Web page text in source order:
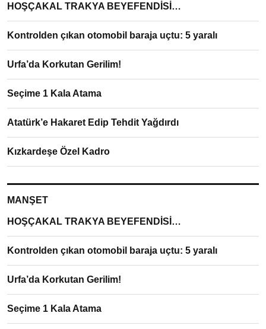
HOŞÇAKAL TRAKYA BEYEFENDİSİ…
Kontrolden çıkan otomobil baraja uçtu: 5 yaralı
Urfa’da Korkutan Gerilim!
Seçime 1 Kala Atama
Atatürk’e Hakaret Edip Tehdit Yağdırdı
Kızkardeşe Özel Kadro
MANŞET
HOŞÇAKAL TRAKYA BEYEFENDİSİ…
Kontrolden çıkan otomobil baraja uçtu: 5 yaralı
Urfa’da Korkutan Gerilim!
Seçime 1 Kala Atama